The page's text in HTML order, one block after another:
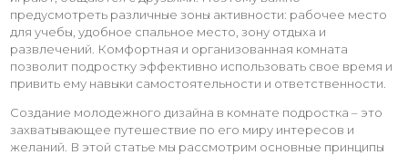
предусмотреть различные зоны активности: рабочее место
для учебы, удобное спальное место, зону отдыха и
развлечений. Комфортная и организованная комната
позволит подростку эффективно использовать свое время и
привить ему навыки самостоятельности и ответственности.
Создание молодежного дизайна в комнате подростка – это
захватывающее путешествие по его миру интересов и
желаний. В этой статье мы рассмотрим основные принципы